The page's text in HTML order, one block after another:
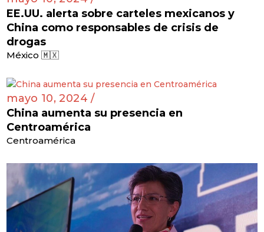
EE.UU. alerta sobre carteles mexicanos y
China como responsables de crisis de
drogas
México 🇲🇽
mayo 10, 2024 /
China aumenta su presencia en
Centroamérica
Centroamérica